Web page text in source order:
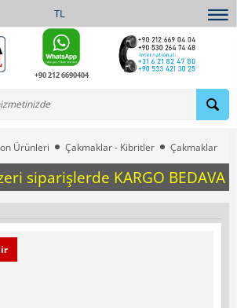
TL
+90 212 6690404
Ürünleri Çakmaklar - Kibritler Çakmaklar
siparişlerde KARGO BEDAVA